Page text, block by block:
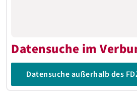
Datensuche im
Datensuche außerhalb des